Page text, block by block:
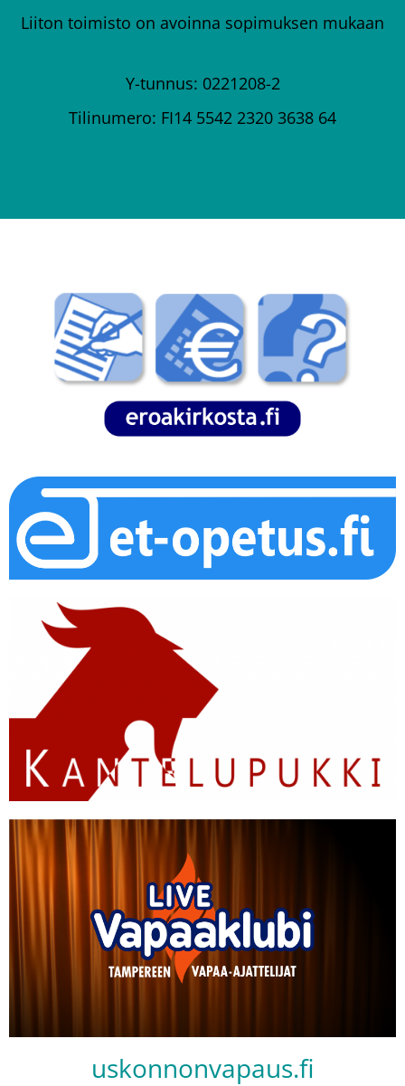
Liiton toimisto on avoinna sopimuksen mukaan
Y-tunnus: 0221208-2
Tilinumero: FI14 5542 2320 3638 64
uskonnonvapaus.fi